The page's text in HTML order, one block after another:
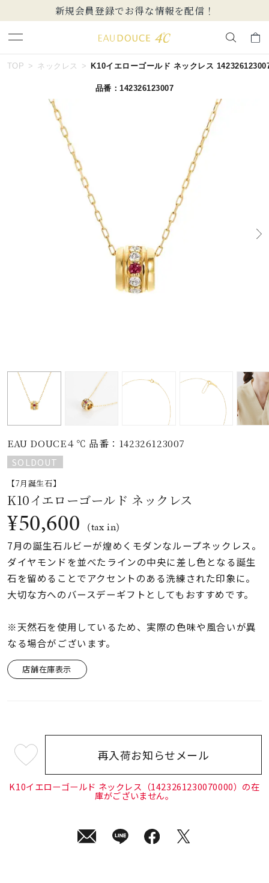
新規会員登録でお得な情報を配信！
キーワードで検索する
人気検索キーワード
#ダイヤモンド ネックレス
誕生石
モチーフ
石の色
ファッションテイス
ト
着用シーン
コレクション
レディース
リングサイズ
～
メンズ
¥0
在庫 在庫ありのみ すべて表示
TOP ネックレス K10イエローゴールド ネックレス
品番：142326123007
EAU DOUCE４℃ 品番：142326123007
SOLDOUT
【7月誕生石】
K10イエローゴールド ネックレス
¥50,600 (tax in)
7月の誕生石ルビーが煌めくモダンなループネックレス。
ダイヤモンドを並べたラインの中央に差し色となる誕生
石を留めることでアクセントのある洗練された印象に。
大切な方へのバースデーギフトとしてもおすすめです。
※天然石を使用しているため、実際の色味や風合いが異
なる場合がございます。
店舗在庫表示
¥50,600 (tax
in)
再入荷お知らせメール
K10イエローゴールド ネックレス（1423261230070000）の在
庫がございません。